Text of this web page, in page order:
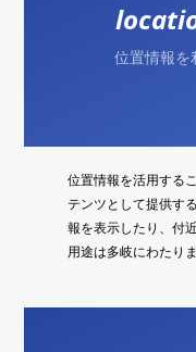
位置情報を
位置情報を活用する
テンツとして提供す
報を表示したり、付
用途は多岐にわたりま